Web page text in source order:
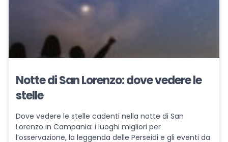
Notte di San Lorenzo: dove vedere le
stelle
Dove vedere le stelle cadenti nella notte di San
Lorenzo in Campania: i luoghi migliori per
l’osservazione, la leggenda delle Perseidi e gli eventi da